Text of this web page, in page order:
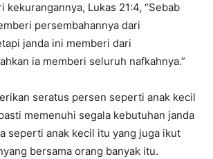
kekurangannya, Lukas 21:4, “Sebab
persembahannya dari
janda ini memberi dari
ia memberi seluruh nafkahnya.”
seratus persen seperti anak kecil
memenuhi segala kebutuhan janda
seperti anak kecil itu yang juga ikut
bersama orang banyak itu.